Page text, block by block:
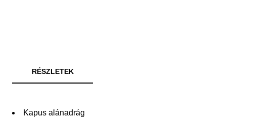
RÉSZLETEK
Kapus alánadrág